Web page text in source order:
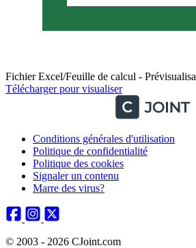
Fichier Excel/Feuille de calcul -
Télécharger pour visualiser
Conditions générales d'utilisation
Politique de confidentialité
Politique des cookies
Signaler un contenu
Marre des virus?
© 2003 - 2026 CJoint.com